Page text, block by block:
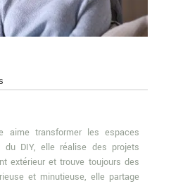
aime transformer les espaces
du DIY, elle réalise des projets
extérieur et trouve toujours des
et minutieuse, elle partage